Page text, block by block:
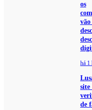
os
há 1
site
de